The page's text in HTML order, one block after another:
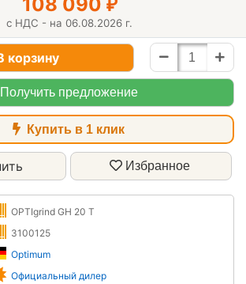
₽
с НДС - на 06.08.2026 г.
корзину
Получить предложение
Купить в 1 клик
Избранное
OPTIgrind GH 20 T
3100125
Optimum
Официальный дилер